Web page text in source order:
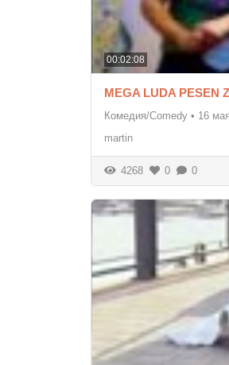
00:02:08
MEGA LUDA PESEN
Комедия/Comedy • 16
martin
4268 0 0